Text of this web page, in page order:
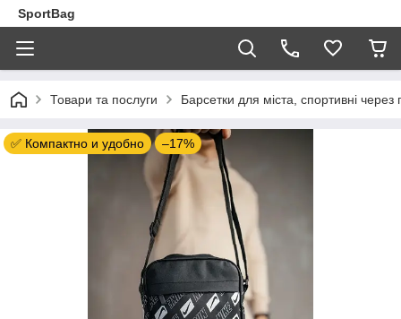
SportBag
Товари та послуги Барсетки для міста, спортивні через
✅ Компактно и удобно –17%